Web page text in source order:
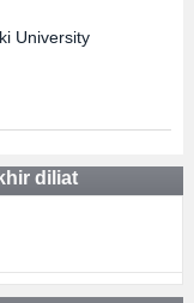
University
diliat